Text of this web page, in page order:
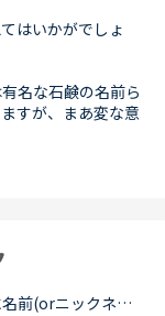
はいかがでしょ
名な石鹸の名前ら
すが、まあ変な意
名前の呼ばれ方について。レッスン開始時に名前(orニックネーム)で呼んでほしいか、さん付けで呼ばれたいか聞かれるかと思いますが皆さんはどちらにしていますか？私は名前呼び捨てで呼んで貰っています。さん付...